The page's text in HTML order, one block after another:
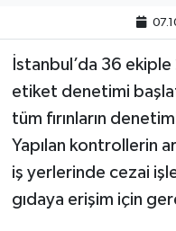
İstanbul’da 36
etiket denetimi
tüm fırınların
Yapılan kontrollerin
iş yerlerinde cezai
gıdaya erişim için